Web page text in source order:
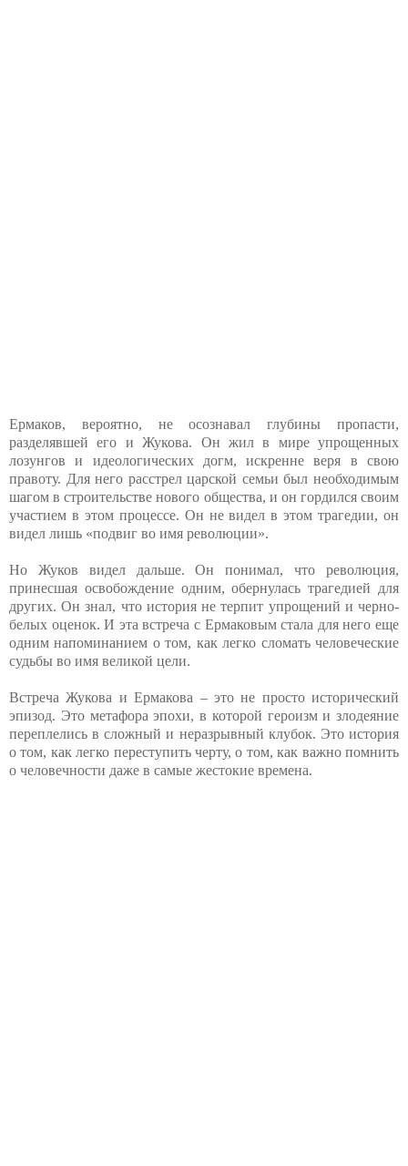
Ермаков, вероятно, не осознавал глубины пропасти,
разделявшей его и Жукова. Он жил в мире упрощенных
лозунгов и идеологических догм, искренне веря в свою
правоту. Для него расстрел царской семьи был необходимым
шагом в строительстве нового общества, и он гордился своим
участием в этом процессе. Он не видел в этом трагедии, он
видел лишь «подвиг во имя революции».
Но Жуков видел дальше. Он понимал, что революция,
принесшая освобождение одним, обернулась трагедией для
других. Он знал, что история не терпит упрощений и черно-
белых оценок. И эта встреча с Ермаковым стала для него еще
одним напоминанием о том, как легко сломать человеческие
судьбы во имя великой цели.
Встреча Жукова и Ермакова – это не просто исторический
эпизод. Это метафора эпохи, в которой героизм и злодеяние
переплелись в сложный и неразрывный клубок. Это история
о том, как легко переступить черту, о том, как важно помнить
о человечности даже в самые жестокие времена.